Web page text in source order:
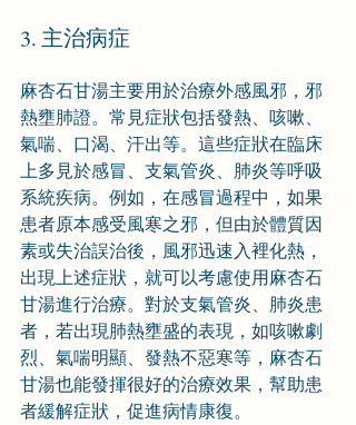
3. 主治病症
麻杏石甘湯主要用於治療外感風邪，邪
熱壅肺證。常見症狀包括發熱、咳嗽、
氣喘、口渴、汗出等。這些症狀在臨床
上多見於感冒、支氣管炎、肺炎等呼吸
系統疾病。例如，在感冒過程中，如果
患者原本感受風寒之邪，但由於體質因
素或失治誤治後，風邪迅速入裡化熱，
出現上述症狀，就可以考慮使用麻杏石
甘湯進行治療。對於支氣管炎、肺炎患
者，若出現肺熱壅盛的表現，如咳嗽劇
烈、氣喘明顯、發熱不惡寒等，麻杏石
甘湯也能發揮很好的治療效果，幫助患
者緩解症狀，促進病情康復。